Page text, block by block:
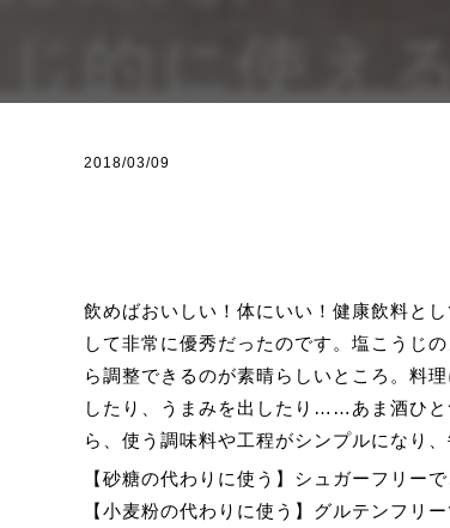
2018/03/09
飲めばおいしい！体にいい！健康飲料と
して非常に優秀だったのです。塩こうじ
ら調整できるのが素晴らしいところ。料
したり、うまみを出したり……あま酒ひ
ら、使う調味料や工程がシンプルになり
【砂糖の代わりに使う】シュガーフリー
【小麦粉の代わりに使う】グルテンフリ